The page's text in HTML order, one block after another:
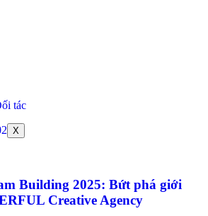
tác
X
Building 2025: Bứt phá giới
Creative Agency